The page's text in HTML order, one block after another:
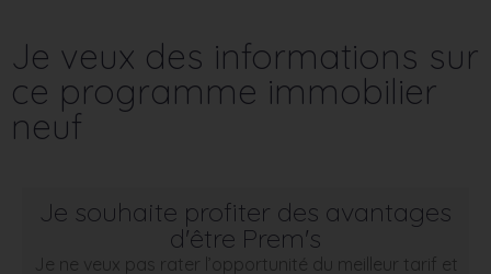
Je veux des informations sur
ce programme immobilier
neuf
Je souhaite profiter des avantages
d'être Prem's
Je ne veux pas rater l’opportunité du meilleur tarif et